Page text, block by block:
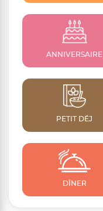
ANNIVERSAIRE
PETIT DÉJ
DÎNER